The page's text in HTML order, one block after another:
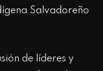
Salvadoreño
de líderes y